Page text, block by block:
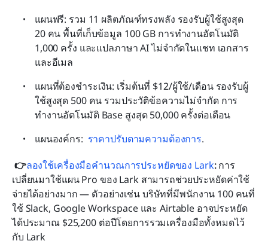
แผนฟรี: รวม 11 ผลิตภัณฑ์ทรงพลัง รองรับผู้ใช้สูงสุด
20 คน พื้นที่เก็บข้อมูล 100 GB การทำงานอัตโนมัติ
1,000 ครั้ง และแปลภาษา AI ไม่จำกัดในแชท เอกสาร
และอีเมล
แผนที่ต้องชำระเงิน: เริ่มต้นที่ $12/ผู้ใช้/เดือน รองรับผู้
ใช้สูงสุด 500 คน รวมประวัติข้อความไม่จำกัด การ
ทำงานอัตโนมัติ Base สูงสุด 50,000 ครั้งต่อเดือน
แผนองค์กร: ราคาปรับตามความต้องการ.
👉ลองใช้เครื่องมือคำนวณการประหยัดของ Lark: การ
เปลี่ยนมาใช้แผน Pro ของ Lark สามารถช่วยประหยัดค่าใช้
จ่ายได้อย่างมาก — ตัวอย่างเช่น บริษัทที่มีพนักงาน 100 คนที่
ใช้ Slack, Google Workspace และ Airtable อาจประหยัด
ได้ประมาณ $25,200 ต่อปีโดยการรวมเครื่องมือทั้งหมดไว้
กับ Lark